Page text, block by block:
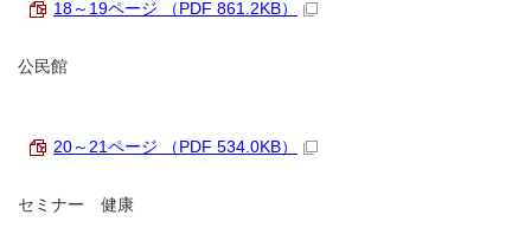
18～19ページ （PDF 861.2KB）
公民館
20～21ページ （PDF 534.0KB）
セミナー 健康